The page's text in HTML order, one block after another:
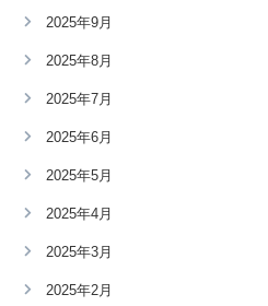
2025年9月
2025年8月
2025年7月
2025年6月
2025年5月
2025年4月
2025年3月
2025年2月